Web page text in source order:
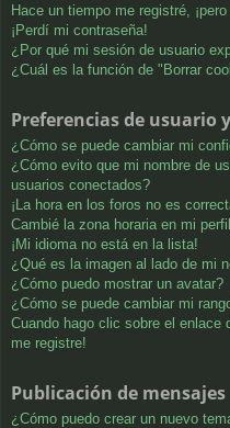
Hace un tiempo me registré,
¡Perdí mi contraseña!
¿Por qué mi sesión de usuario
¿Cuál es la función de "Borrar
Preferencias de usuario
¿Cómo se puede cambiar mi
¿Cómo evito que mi nombre de
usuarios conectados?
¡La hora en los foros no es
Cambié la zona horaria en mi
¡Mi idioma no está en la lista!
¿Qué es la imagen al lado de mi
¿Cómo puedo mostrar un avatar?
¿Cómo se puede cambiar mi
Cuando hago clic sobre el enlace
me registre!
Publicación de mensajes
¿Cómo puedo crear un nuevo